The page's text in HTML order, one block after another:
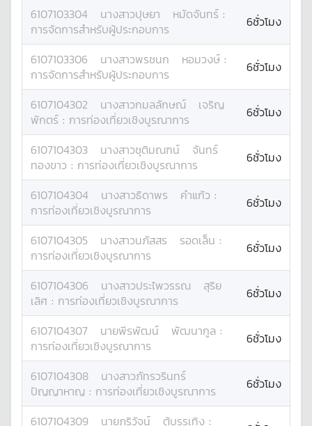
6107103304 นางสาวปุษยา หมัดจันทร์ :
การจัดการสำหรับผู้ประกอบการ
6ชั่วโมง
6107103306 นางสาวพรชนก หอมวงษ์ :
การจัดการสำหรับผู้ประกอบการ
6ชั่วโมง
6107104302 นางสาวกมลลักษณ์
เจริญ
พักตร์ : การท่องเที่ยวเชิงบูรณาการ 6ชั่วโมง
6107104303 นางสาวชุติมณฑน์
จันทร์
ทองขาว : การท่องเที่ยวเชิงบูรณาการ 6ชั่วโมง
6107104304 นางสาวธิดาพร คำแก้ว :
การท่องเที่ยวเชิงบูรณาการ
6ชั่วโมง
6107104305 นางสาวนภัสสร รอดเล็น :
การท่องเที่ยวเชิงบูรณาการ
6ชั่วโมง
6107104306 นางสาวประไพวรรณ
สุริย
เลิศ : การท่องเที่ยวเชิงบูรณาการ 6ชั่วโมง
6107104307 นายพีรพัฒน์ พัฒนากูล :
การท่องเที่ยวเชิงบูรณาการ
6ชั่วโมง
6107104308 นางสาวภัทรวรินทร์
ปัญญาหาญ : การท่องเที่ยวเชิงบูรณาการ 6ชั่วโมง
6107104309 นายภูริวัจน์ ตู้บรรเทิง :